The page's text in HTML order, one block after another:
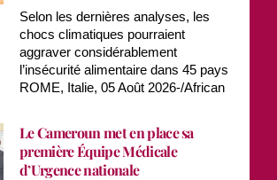
Selon les dernières analyses, les
chocs climatiques pourraient
aggraver considérablement
l’insécurité alimentaire dans 45 pays
ROME, Italie, 05 Août 2026-/African
Le Cameroun met en place sa
première Équipe Médicale
d’Urgence nationale